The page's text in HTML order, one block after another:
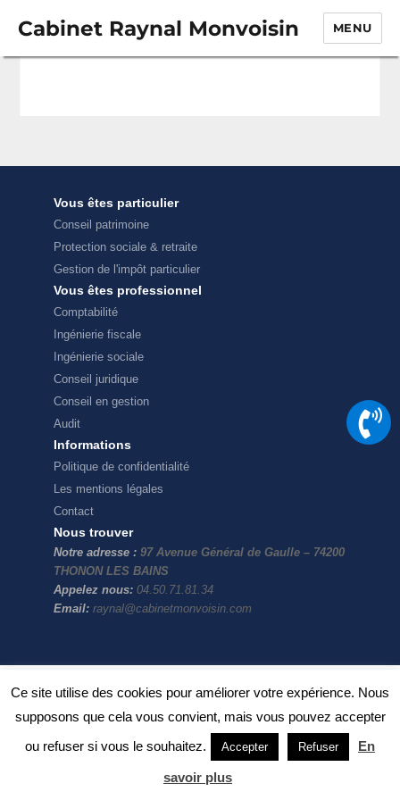
Cabinet Raynal Monvoisin MENU
Vous êtes particulier
Conseil patrimoine
Protection sociale & retraite
Gestion de l'impôt particulier
Vous êtes professionnel
Comptabilité
Ingénierie fiscale
Ingénierie sociale
Conseil juridique
Conseil en gestion
Audit
Informations
Politique de confidentialité
Les mentions légales
Contact
Nous trouver
Notre adresse : 97 Avenue Général de Gaulle – 74200
THONON LES BAINS
Appelez nous: 04.50.71.81.34
Email: raynal@cabinetmonvoisin.com
Ce site utilise des cookies pour améliorer votre expérience. Nous
supposons que cela vous convient, mais vous pouvez accepter
ou refuser si vous le souhaitez.
Accepter Refuser En
savoir plus